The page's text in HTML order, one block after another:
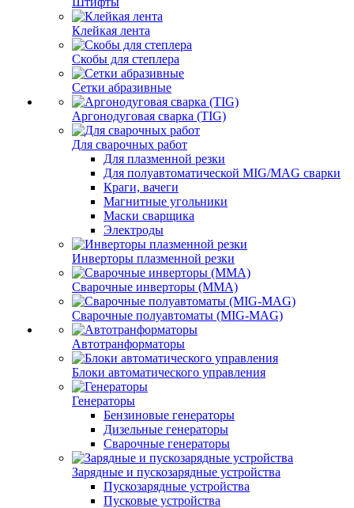
Клейкая лента
Скобы для степлера
Сетки абразивные
Аргонодуговая сварка (TIG)
Для сварочных работ
Для плазменной резки
Для полуавтоматической MIG/MAG сварки
Краги, вачеги
Магнитные угольники
Маски сварщика
Электроды
Инверторы плазменной резки
Сварочные инверторы (MMA)
Сварочные полуавтоматы (MIG-MAG)
Автотранформаторы
Блоки автоматического управления
Генераторы
Бензиновые генераторы
Дизельные генераторы
Сварочные генераторы
Зарядные и пускозарядные устройства
Пускозарядные устройства
Пусковые устройства